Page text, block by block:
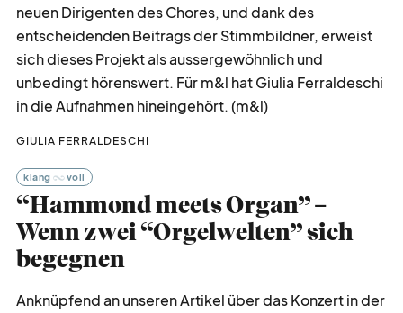
neuen Dirigenten des Chores, und dank des
entscheidenden Beitrags der Stimmbildner, erweist
sich dieses Projekt als aussergewöhnlich und
unbedingt hörenswert. Für m&l hat Giulia Ferraldeschi
in die Aufnahmen hineingehört. (m&l)
GIULIA FERRALDESCHI
klang voll
“Hammond meets Organ” –
Wenn zwei “Orgelwelten” sich
begegnen
Anknüpfend an unserenArtikel über das Konzert in der